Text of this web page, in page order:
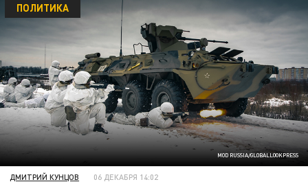
MOD RUSSIA/GLOBALLOOKPRESS
ПОЛИТИКА
ДМИТРИЙ КУНЦОВ 06 ДЕКАБРЯ 14:02